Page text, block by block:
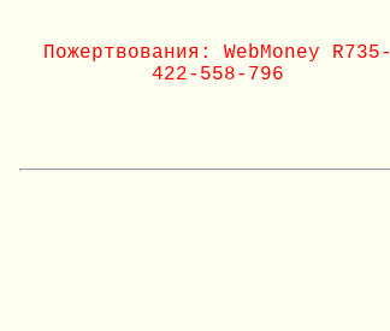
Пожертвования: WebMoney R735-
422-558-796